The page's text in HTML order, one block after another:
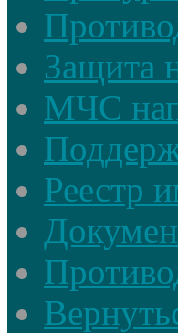
Защита
МЧС
Реестр